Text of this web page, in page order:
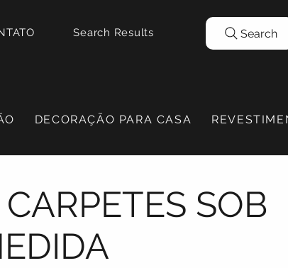
Search Results Search
DECORAÇÃO PARA CASA
SOB